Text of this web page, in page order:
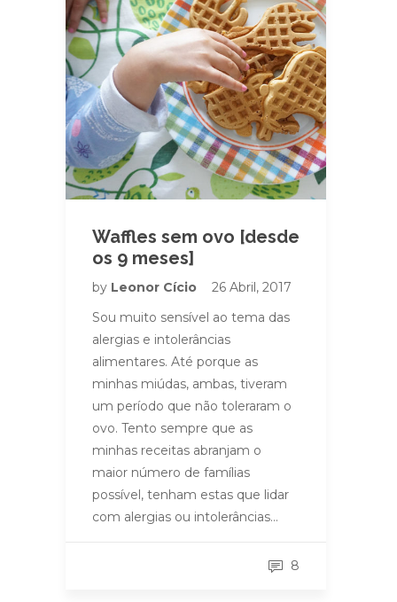
Waffles sem ovo [desde
os 9 meses]
by Leonor Cício
26 Abril, 2017
Sou muito sensível ao tema das
alergias e intolerâncias
alimentares. Até porque as
minhas miúdas, ambas, tiveram
um período que não toleraram o
ovo. Tento sempre que as
minhas receitas abranjam o
maior número de famílias
possível, tenham estas que lidar
com alergias ou intolerâncias…
8